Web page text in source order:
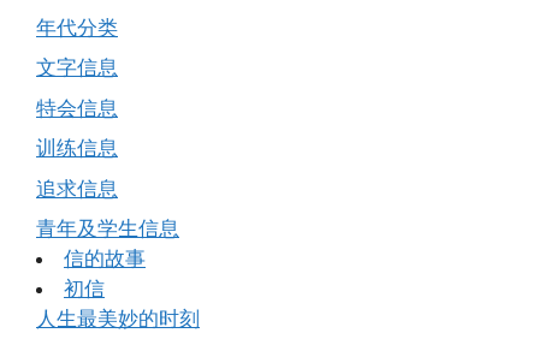
年代分类
文字信息
特会信息
训练信息
追求信息
青年及学生信息
信的故事
初信
人生最美妙的时刻